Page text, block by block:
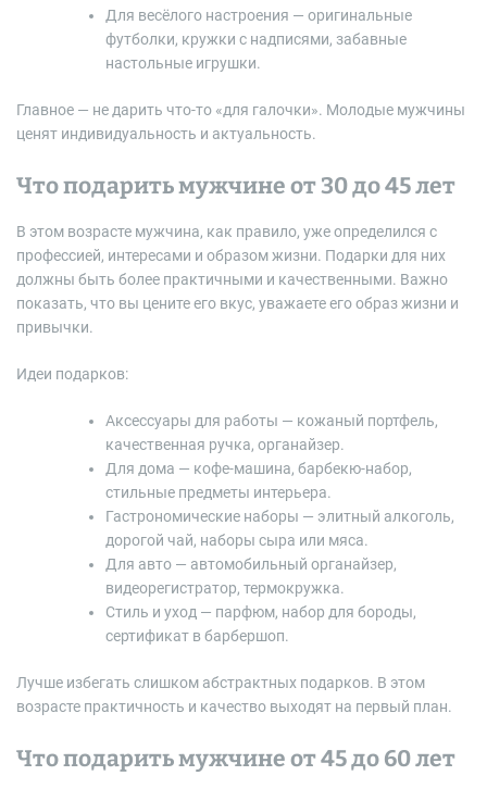
Для весёлого настроения — оригинальные
футболки, кружки с надписями, забавные
настольные игрушки.
Главное — не дарить что-то «для галочки». Молодые мужчины
ценят индивидуальность и актуальность.
Что подарить мужчине от 30 до 45 лет
В этом возрасте мужчина, как правило, уже определился с
профессией, интересами и образом жизни. Подарки для них
должны быть более практичными и качественными. Важно
показать, что вы цените его вкус, уважаете его образ жизни и
привычки.
Идеи подарков:
Аксессуары для работы — кожаный портфель,
качественная ручка, органайзер.
Для дома — кофе-машина, барбекю-набор,
стильные предметы интерьера.
Гастрономические наборы — элитный алкоголь,
дорогой чай, наборы сыра или мяса.
Для авто — автомобильный органайзер,
видеорегистратор, термокружка.
Стиль и уход — парфюм, набор для бороды,
сертификат в барбершоп.
Лучше избегать слишком абстрактных подарков. В этом
возрасте практичность и качество выходят на первый план.
Что подарить мужчине от 45 до 60 лет